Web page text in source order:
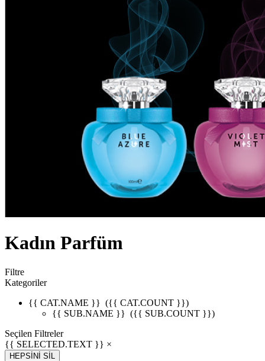
Kadın Parfüm
Filtre
Kategoriler
{{ CAT.NAME }} ({{ CAT.COUNT }})
{{ SUB.NAME }} ({{ SUB.COUNT }})
Seçilen Filtreler
{{ SELECTED.TEXT }} ×
HEPSİNİ SİL